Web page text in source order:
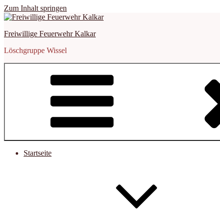
Zum Inhalt springen
Freiwillige Feuerwehr Kalkar
Löschgruppe Wissel
Startseite